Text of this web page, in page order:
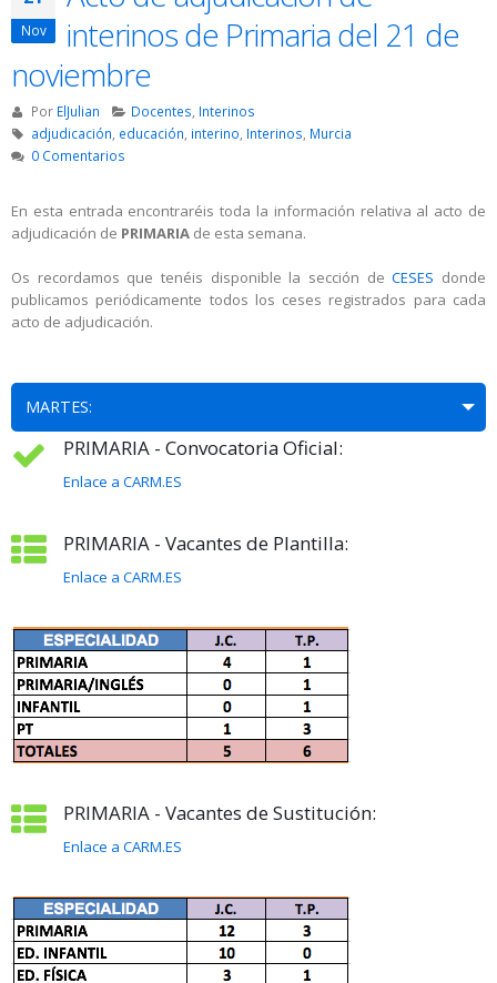
Nov
interinos de Primaria del 21 de
noviembre
Por ElJulian Docentes Interinos
adjudicación educación interino Interinos Murcia
0 Comentarios
En esta entrada encontraréis toda la información relativa al acto de
adjudicación de PRIMARIA de esta semana.
Os recordamos que tenéis disponible la sección deCESES donde
publicamos periódicamente todos los ceses registrados para cada
acto de adjudicación.
MARTES:
PRIMARIA - Convocatoria Oficial:
Enlace a CARM.ES
PRIMARIA - Vacantes de Plantilla:
Enlace a CARM.ES
PRIMARIA - Vacantes de Sustitución:
Enlace a CARM.ES